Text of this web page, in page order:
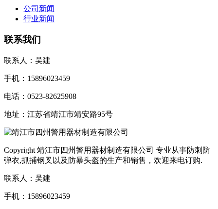
公司新闻
行业新闻
联系我们
联系人：吴建
手机：15896023459
电话：0523-82625908
地址：江苏省靖江市靖安路95号
Copyright 靖江市四州警用器材制造有限公司 专业从事防刺防
弹衣,抓捕钢叉以及防暴头盔的生产和销售，欢迎来电订购.
联系人：吴建
手机：15896023459